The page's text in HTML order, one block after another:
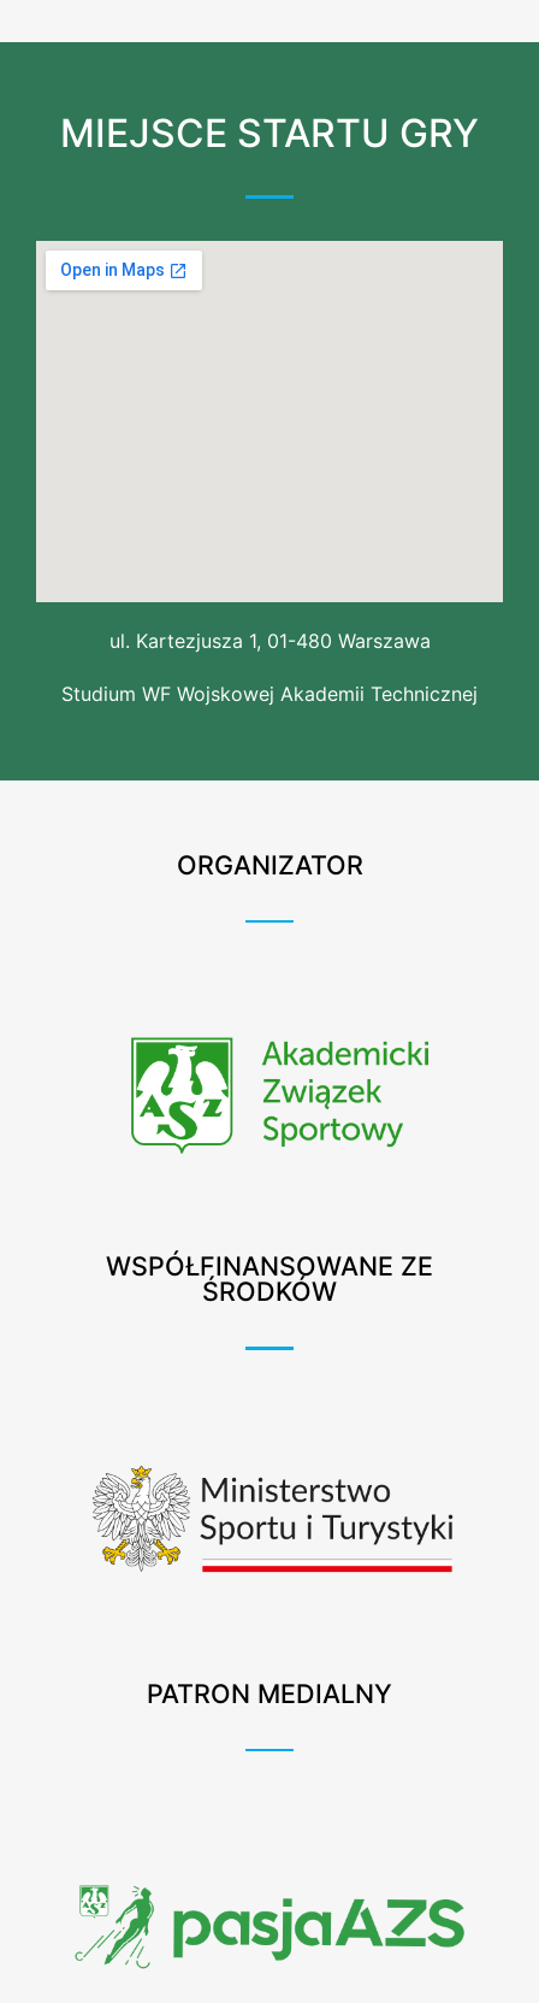
MIEJSCE STARTU GRY
ul. Kartezjusza 1, 01-480 Warszawa
Studium WF Wojskowej Akademii Technicznej
ORGANIZATOR
WSPÓŁFINANSOWANE ZE
ŚRODKÓW
PATRON MEDIALNY